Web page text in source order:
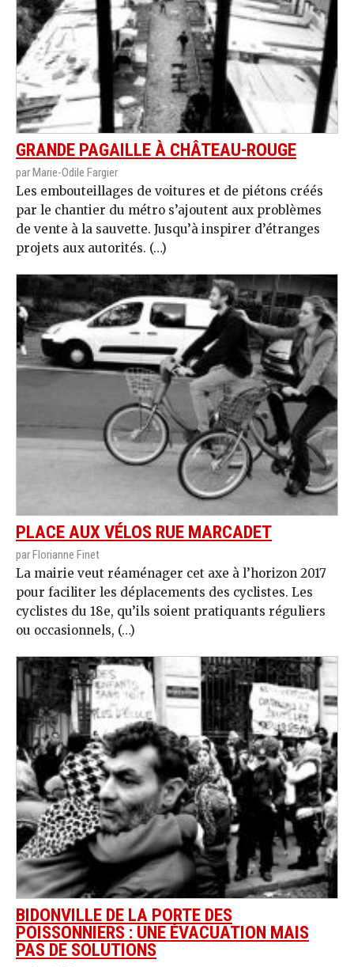
GRANDE PAGAILLE À CHÂTEAU-ROUGE
par Marie-Odile Fargier
Les embouteillages de voitures et de piétons créés
par le chantier du métro s’ajoutent aux problèmes
de vente à la sauvette. Jusqu’à inspirer d’étranges
projets aux autorités. (…)
PLACE AUX VÉLOS RUE MARCADET
par Florianne Finet
La mairie veut réaménager cet axe à l’horizon 2017
pour faciliter les déplacements des cyclistes. Les
cyclistes du 18e, qu’ils soient pratiquants réguliers
ou occasionnels, (…)
BIDONVILLE DE LA PORTE DES
POISSONNIERS : UNE ÉVACUATION MAIS
PAS DE SOLUTIONS